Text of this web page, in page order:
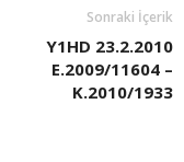
Sonraki İçerik
Y1HD 23.2.2010
E.2009/11604 –
K.2010/1933